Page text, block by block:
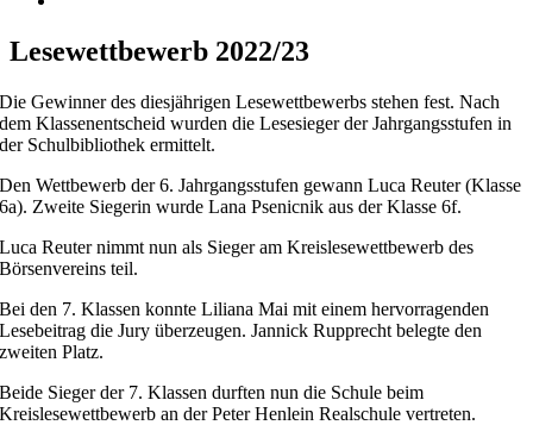
Lesewettbewerb 2022/23
Die Gewinner des diesjährigen Lesewettbewerbs stehen fest. Nach
dem Klassenentscheid wurden die Lesesieger der Jahrgangsstufen in
der Schulbibliothek ermittelt.
Den Wettbewerb der 6. Jahrgangsstufen gewann Luca Reuter (Klasse
6a). Zweite Siegerin wurde Lana Psenicnik aus der Klasse 6f.
Luca Reuter nimmt nun als Sieger am Kreislesewettbewerb des
Börsenvereins teil.
Bei den 7. Klassen konnte Liliana Mai mit einem hervorragenden
Lesebeitrag die Jury überzeugen. Jannick Rupprecht belegte den
zweiten Platz.
Beide Sieger der 7. Klassen durften nun die Schule beim
Kreislesewettbewerb an der Peter Henlein Realschule vertreten.